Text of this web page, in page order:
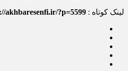
لینک کوتاه : akhbaresenfi.ir/?p=5599